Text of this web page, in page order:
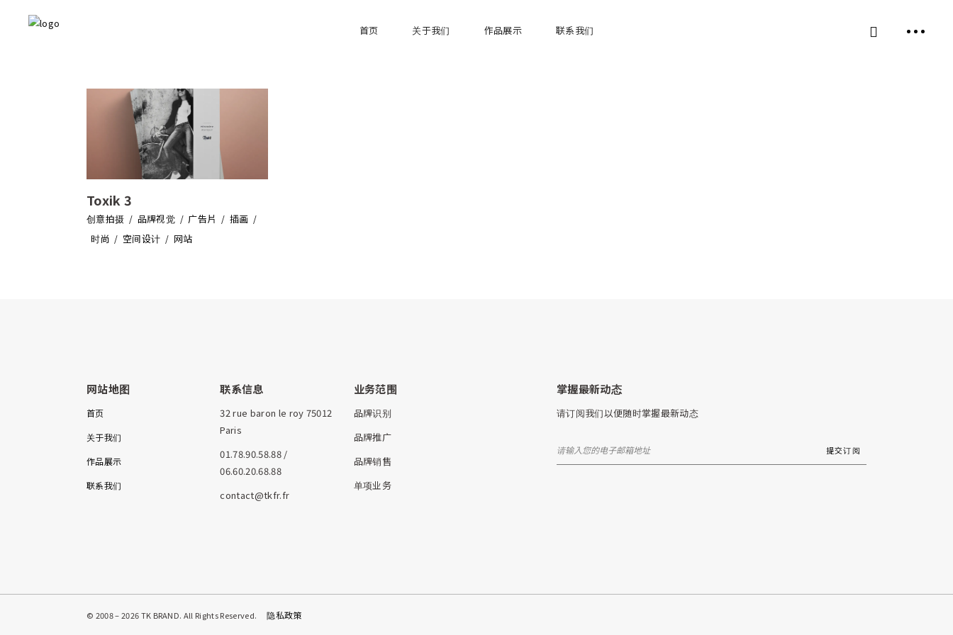
首页 关于我们 作品展示 联系我们
Toxik 3
创意拍摄 品牌视觉 广告片
插画
时尚
空间设计 网站
网站地图
首页
关于我们
作品展示
联系我们
联系信息
32 rue baron le roy 75012
Paris
01.78.90.58.88 /
06.60.20.68.88
contact@tkfr.fr
业务范围
品牌识别
品牌推广
品牌销售
单项业务
掌握最新动态
请订阅我们以便随时掌握最新动态
© 2008 – 2026 TK BRAND. All Rights Reserved.隐私政策